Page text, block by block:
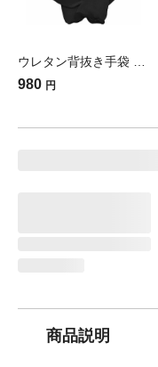
980 円
商品説明